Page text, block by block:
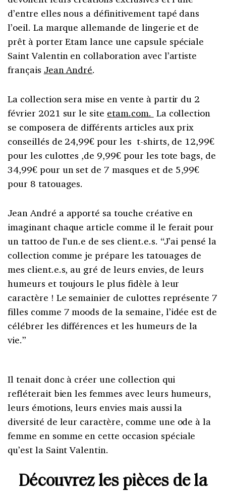
d’entre elles nous a définitivement tapé dans
l’oeil. La marque allemande de lingerie et de
prêt à porter Etam lance une capsule spéciale
Saint Valentin en collaboration avec l’artiste
français Jean André.
La collection sera mise en vente à partir du 2
février 2021 sur le site etam.com. La collection
se composera de différents articles aux prix
conseillés de 24,99€ pour les t-shirts, de 12,99€
pour les culottes ,de 9,99€ pour les tote bags, de
34,99€ pour un set de 7 masques et de 5,99€
pour 8 tatouages.
Jean André a apporté sa touche créative en
imaginant chaque article comme il le ferait pour
un tattoo de l’un.e de ses client.e.s. “J’ai pensé la
collection comme je prépare les tatouages de
mes client.e.s, au gré de leurs envies, de leurs
humeurs et toujours le plus fidèle à leur
caractère ! Le semainier de culottes représente 7
filles comme 7 moods de la semaine, l’idée est de
célébrer les différences et les humeurs de la
vie.”
Il tenait donc à créer une collection qui
refléterait bien les femmes avec leurs humeurs,
leurs émotions, leurs envies mais aussi la
diversité de leur caractère, comme une ode à la
femme en somme en cette occasion spéciale
qu’est la Saint Valentin.
Découvrez les pièces de la